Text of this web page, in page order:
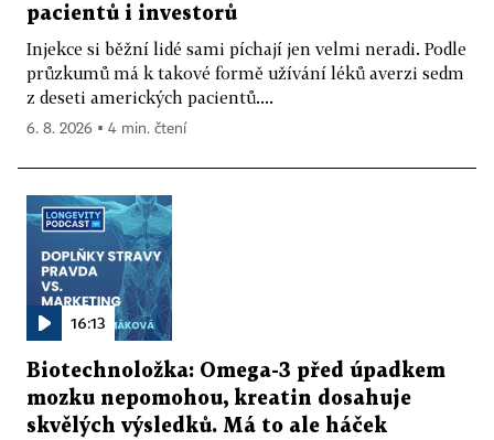
pacientů i investorů
Injekce si běžní lidé sami píchají jen velmi neradi. Podle
průzkumů má k takové formě užívání léků averzi sedm
z deseti amerických pacientů....
6. 8. 2026 ▪ 4 min. čtení
16:13
Biotechnoložka: Omega-3 před úpadkem
mozku nepomohou, kreatin dosahuje
skvělých výsledků. Má to ale háček